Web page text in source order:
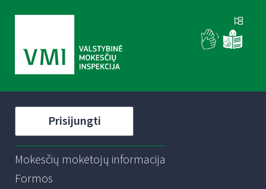
Prisijungti
Mokesčių mokėtojų informacija
Formos